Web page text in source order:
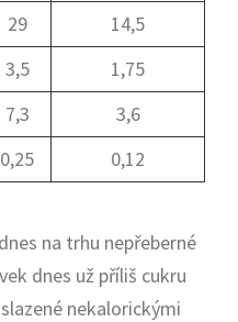
29
14,5
3,5
1,75
7,3
3,6
0,25
0,12
na trhu nepřeberné
dnes už příliš cukru
nekalorickými